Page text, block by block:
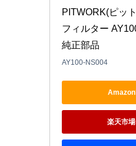
PITWORK(ピッ
フィルター
純正部品
AY100-NS004
Amazon
楽天市